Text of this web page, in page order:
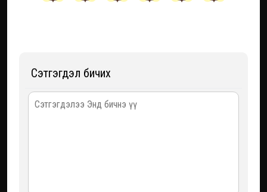
Сэтгэгдэл бичих